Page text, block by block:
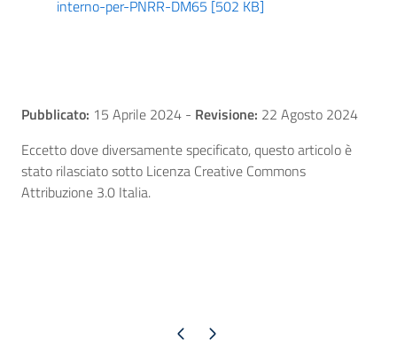
interno-per-PNRR-DM65 [502 KB]
Pubblicato: 15 Aprile 2024 - Revisione: 22 Agosto 2024
Eccetto dove diversamente specificato, questo articolo è
stato rilasciato sotto Licenza Creative Commons
Attribuzione 3.0 Italia.
Pagina precedente
Pagina successiva